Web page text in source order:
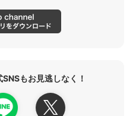
もお見逃しなく！